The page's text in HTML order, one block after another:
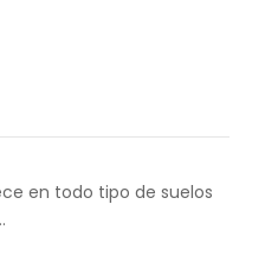
en todo tipo de suelos